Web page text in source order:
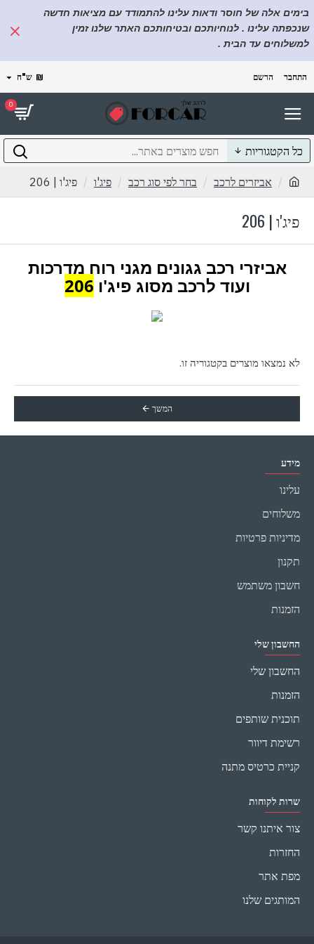
בימים אלה של חוסר ודאות עלינו להתמודד עם מציאות חדשה
שנכפתה עלינו . לנוחיותכם ובטיחותכם האתר שלנו זמין
למשלוחים עד הבית .
התחבר הרשם ₪ ש"ח
0
כל הקטגוריות
אביזרים לרכב בחר לפי סוג רכב פיג'ו פיג'ו | 206
פיג'ו | 206
אביזרי רכב גגונים מגני רוח מדרכות
ועוד לרכב מסוג פיג'ו 206
לא נמצאו מוצרים בקטגוריה זו.
המשך
מידע
עלינו
משלוחים
מדיניות פרטיות
תקנון
חשבון משתמש
הזמנות
החשבון שלי
החשבון שלי
הזמנות
תוכנית שותפים
רשימת דיוור
קניית כרטיס מתנה
שרות לקוחות
צור איתנו קשר
החזרות
מפת אתר
המותגים שלנו